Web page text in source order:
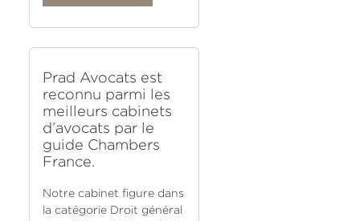
Prad Avocats est
reconnu parmi les
meilleurs cabinets
d’avocats par le
guide Chambers
France.
Notre cabinet figure dans
la catégorie Droit général